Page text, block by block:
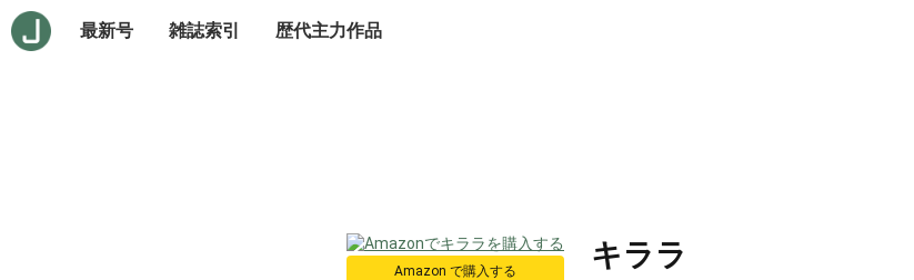
最新号 雑誌索引 歴代主力作品
Amazon で購入する キララ